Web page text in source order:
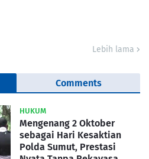
Lebih lama
Comments
HUKUM
Mengenang 2 Oktober
sebagai Hari Kesaktian
Polda Sumut, Prestasi